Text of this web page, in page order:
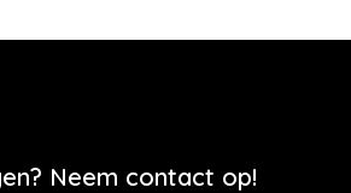
Neem contact op!